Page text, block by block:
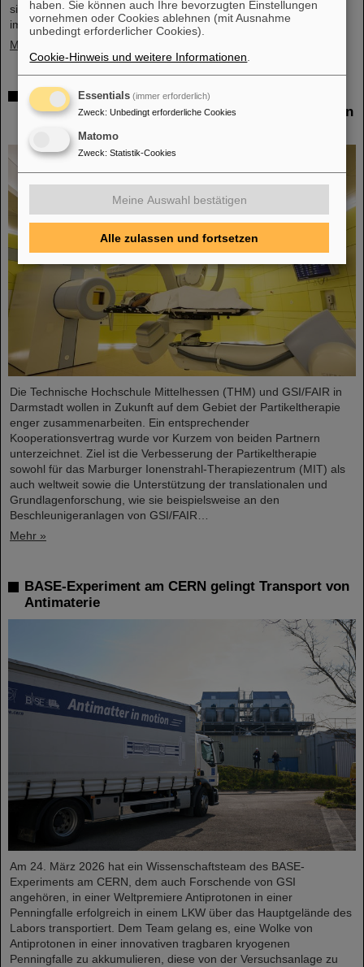
sich auch Detektoren von GSI/FAIR, mit denen geladene Teilchen
im Orbit gemessen werden sollen.
Mehr »
Zusammenarbeit bei Forschung und Anwendung
der Partikeltherapie – THM und GSI/FAIR schließen
Die Technische Hochschule Mittelhessen (THM) und GSI/FAIR in
Darmstadt wollen in Zukunft auf dem Gebiet der Partikeltherapie
enger zusammenarbeiten. Ein entsprechender
Kooperationsvertrag wurde vor Kurzem von beiden Partnern
unterzeichnet. Ziel ist die Verbesserung der Partikeltherapie
sowohl für das Marburger Ionenstrahl-Therapiezentrum (MIT) als
auch weltweit sowie die Unterstützung der translationalen und
Grundlagenforschung, wie sie beispielsweise an den
Beschleunigeranlagen von GSI/FAIR…
Mehr »
BASE-Experiment am CERN gelingt Transport von
Antimaterie
Am 24. März 2026 hat ein Wissenschaftsteam des BASE-
Experiments am CERN, dem auch Forschende von GSI
angehören, in einer Weltpremiere Antiprotonen in einer
Penningfalle erfolgreich in einem LKW über das Hauptgelände des
Labors transportiert. Dem Team gelang es, eine Wolke von
Antiprotonen in einer innovativen tragbaren kryogenen
Penningfalle zu akkumulieren, diese von der Versuchsanlage zu
haben. Sie können auch Ihre bevorzugten Einstellungen
vornehmen oder Cookies ablehnen (mit Ausnahme
unbedingt erforderlicher Cookies).
Cookie-Hinweis und weitere Informationen
Essentials (immer erforderlich)
Zweck: Unbedingt erforderliche Cookies
Matomo
Zweck: Statistik-Cookies
Meine Auswahl bestätigen
Alle zulassen und fortsetzen